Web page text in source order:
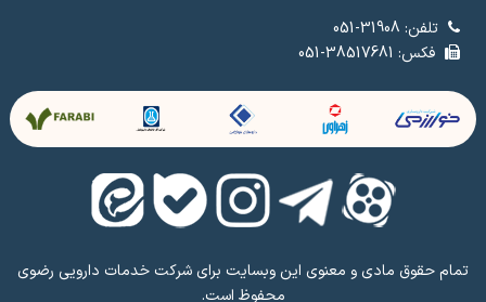
تلفن: 31908-051
فکس: 38517681-051
تمام حقوق مادی و معنوی این وبسایت برای شرکت خدمات دارویی رضوی
محفوظ است.